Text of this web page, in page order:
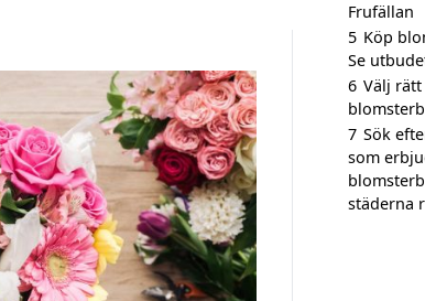
Frufällan
5 Köp
Se
6 Välj
7 Sök
som
städerna